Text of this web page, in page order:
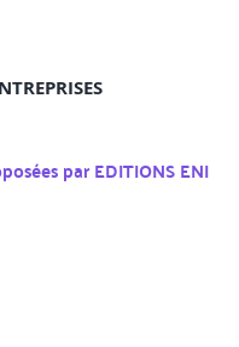
parEDITIONS ENI